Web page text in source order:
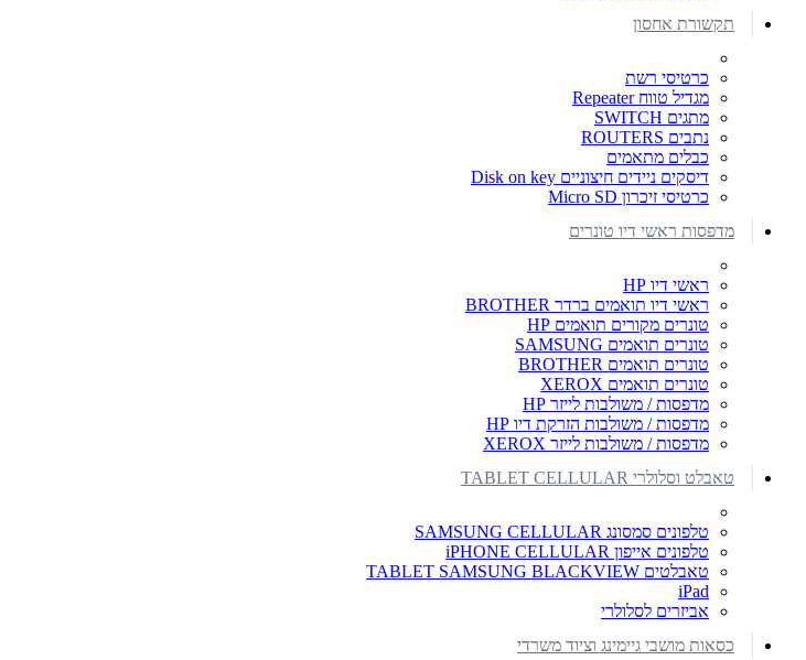
תקשורת אחסון
כרטיסי רשת
מגדיל טווח Repeater
מתגים SWITCH
נתבים ROUTERS
כבלים מתאמים
דיסקים ניידים חיצוניים Disk on key
כרטיסי זיכרון Micro SD
מדפסות ראשי דיו טונרים
ראשי דיו HP
ראשי דיו תואמים ברדר BROTHER
טונרים מקורים תואמים HP
טונרים תואמים SAMSUNG
טונרים תואמים BROTHER
טונרים תואמים XEROX
מדפסות / משולבות לייזר HP
מדפסות / משולבות הזרקת דיו HP
מדפסות / משולבות לייזר XEROX
טאבלט וסלולרי TABLET CELLULAR
טלפונים סמסונג SAMSUNG CELLULAR
טלפונים אייפון iPHONE CELLULAR
טאבלטים TABLET SAMSUNG BLACKVIEW
iPad
אביזרים לסלולרי
כסאות מושבי גיימינג וציוד משרדי